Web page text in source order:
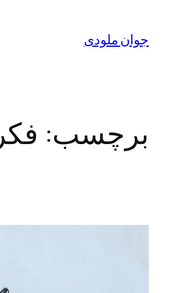
جوان ملودی
برچسب: فکر